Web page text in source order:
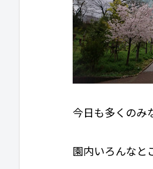
今日も多くのみ
園内いろんなと